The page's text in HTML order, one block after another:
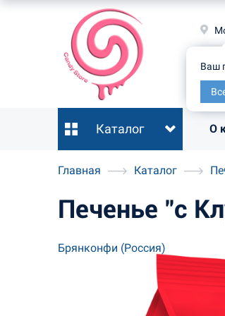
Ваш
Каталог О
Главная Каталог
Печенье "с
Брянконфи (Россия)